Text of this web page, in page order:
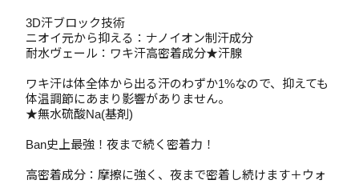
3D汗ブロック技術
ニオイ元から抑える：ナノイオン制汗成分
耐水ヴェール：ワキ汗高密着成分★汗腺
ワキ汗は体全体から出る汗のわずか1%なので、抑えても
体温調節にあまり影響がありません。
★無水硫酸Na(基剤)
Ban史上最強！夜まで続く密着力！
高密着成分：摩擦に強く、夜まで密着し続けます＋ウォ